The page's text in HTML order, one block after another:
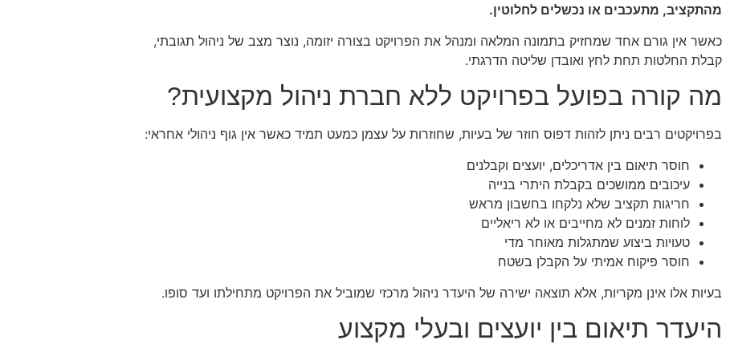
מהתקציב, מתעכבים או נכשלים לחלוטין.
כאשר אין גורם אחד שמחזיק בתמונה המלאה ומנהל את הפרויקט בצורה יזומה, נוצר מצב של ניהול תגובתי,
קבלת החלטות תחת לחץ ואובדן שליטה הדרגתי.
מה קורה בפועל בפרויקט ללא חברת ניהול מקצועית?
בפרויקטים רבים ניתן לזהות דפוס חוזר של בעיות, שחוזרות על עצמן כמעט תמיד כאשר אין גוף ניהולי אחראי:
חוסר תיאום בין אדריכלים, יועצים וקבלנים
עיכובים ממושכים בקבלת היתרי בנייה
חריגות תקציב שלא נלקחו בחשבון מראש
לוחות זמנים לא מחייבים או לא ריאליים
טעויות ביצוע שמתגלות מאוחר מדי
חוסר פיקוח אמיתי על הקבלן בשטח
בעיות אלו אינן מקריות, אלא תוצאה ישירה של היעדר ניהול מרכזי שמוביל את הפרויקט מתחילתו ועד סופו.
היעדר תיאום בין יועצים ובעלי מקצוע